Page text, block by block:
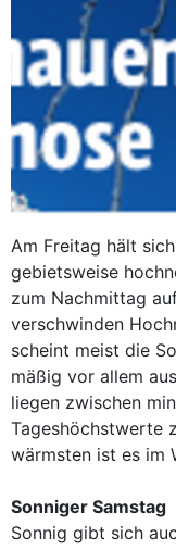
Am Freitag hält
gebietsweise
zum Nachmittag
verschwinden
scheint meist die
mäßig vor allem
liegen zwischen
Tageshöchstwerte
wärmsten ist es im
Sonniger Samstag
Sonnig gibt sich